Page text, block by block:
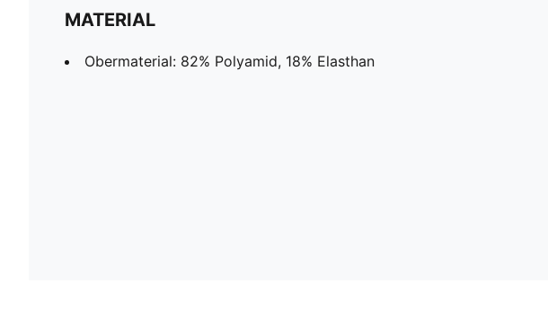
MATERIAL
Obermaterial: 82% Polyamid, 18% Elasthan